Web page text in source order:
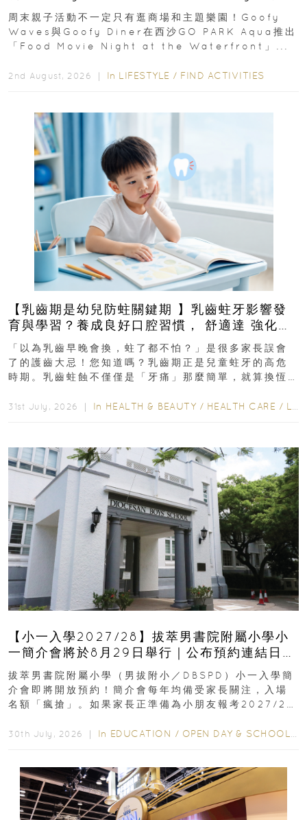
外影院逢週末登場
周末親子活動不一定只有逛商場和主題樂園！Goofy
Waves與Goofy Diner在西沙GO PARK Aqua推出
「Food Movie Night at the Waterfront」...
2nd August, 2026 ｜ In LIFESTYLE / FIND ACTIVITIES
【乳齒期是幼兒防蛀關鍵期 】乳齒蛀牙影響發
育與學習？養成良好口腔習慣， 舒適達 強化琺
瑯質 兒童牙膏防護指南
「以為乳齒早晚會換，蛀了都不怕？」是很多家長誤會
了的護齒大忌！您知道嗎？乳齒期正是兒童蛀牙的高危
時期。乳齒蛀蝕不僅僅是「牙痛」那麼簡單，就算換恆
31st July, 2026 ｜ In HEALTH & BEAUTY / HEALTH CARE / LIFESTYLE
【小一入學2027/28】拔萃男書院附屬小學小
一簡介會將於8月29日舉行｜公布預約連結日期
｜更設有網上重溫
拔萃男書院附屬小學（男拔附小／DBSPD）小一入學簡
介會即將開放預約！簡介會每年均備受家長關注，入場
名額「瘋搶」。如果家長正準備為小朋友報考2027/28
30th July, 2026 ｜ In EDUCATION / OPEN DAY & SCHOOL EVENTS